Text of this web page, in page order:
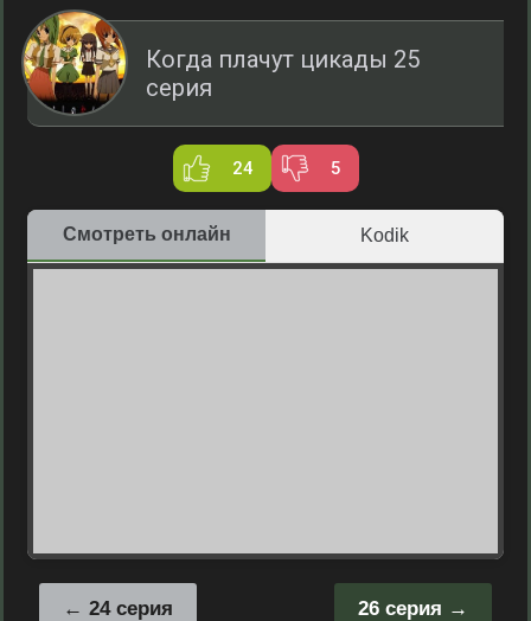
Когда плачут цикады 25
серия
24 5
Смотреть онлайн Kodik
26 серия
24 серия